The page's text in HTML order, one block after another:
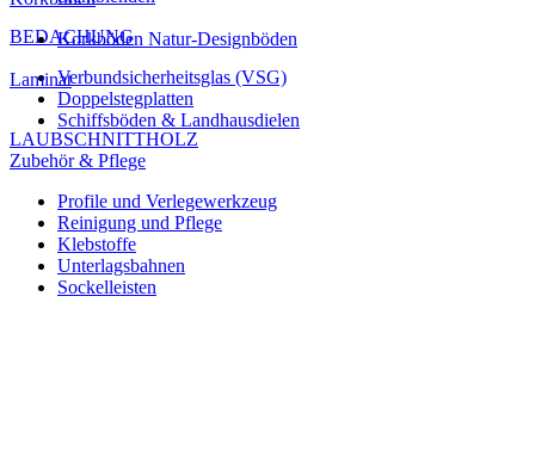
BEDACHUNG
Verbundsicherheitsglas (VSG)
Doppelstegplatten
LAUBSCHNITTHOLZ
Korkböden Natur-Designböden
Laminat
Schiffsböden & Landhausdielen
Zubehör & Pflege
Profile und Verlegewerkzeug
Reinigung und Pflege
Klebstoffe
Unterlagsbahnen
Sockelleisten